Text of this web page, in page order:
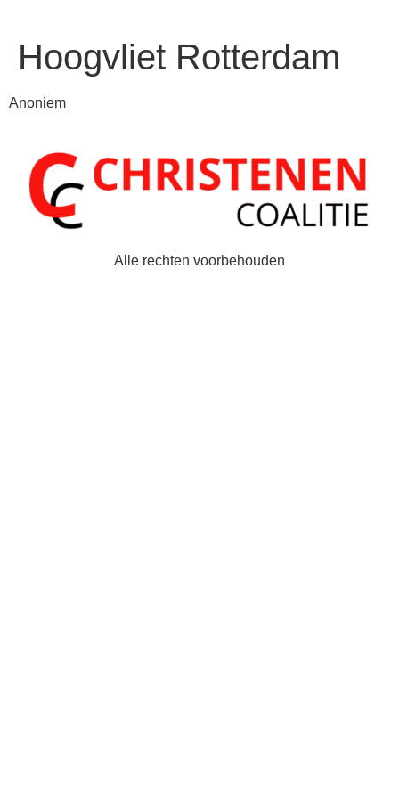
Hoogvliet Rotterdam
Anoniem
Alle rechten voorbehouden